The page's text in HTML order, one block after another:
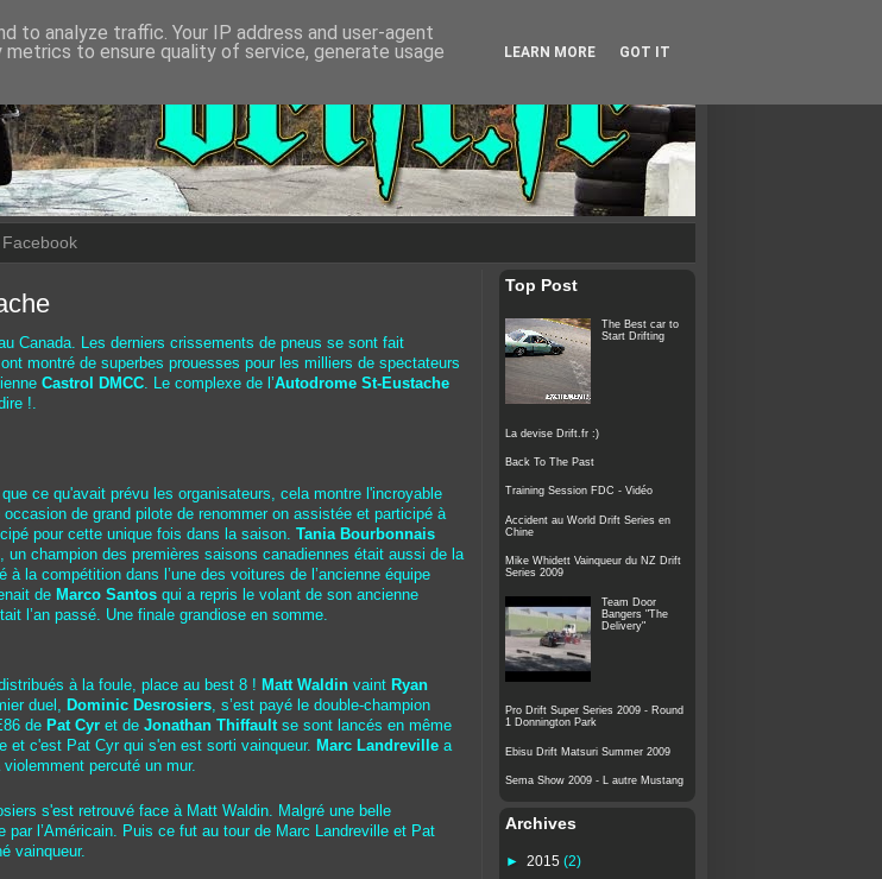
Canada. Les derniers crissements de pneus se sont fait
montré de superbes prouesses pour les milliers de spectateurs
Castrol DMCC. Le complexe de l’Autodrome St-Eustache
!.
ce qu'avait prévu les organisateurs, cela montre l'incroyable
de grand pilote de renommer on assistée et participé à
pour cette unique fois dans la saison. Tania Bourbonnais
, un champion des premières saisons canadiennes était aussi de la
à la compétition dans l’une des voitures de l’ancienne équipe
de Marco Santos qui a repris le volant de son ancienne
l’an passé. Une finale grandiose en somme.
à la foule, place au best 8 ! Matt Waldin vaint Ryan
duel, Dominic Desrosiers, s’est payé le double-champion
de Pat Cyr et de Jonathan Thiffaultse sont lancés en même
et c'est Pat Cyr qui s'en est sorti vainqueur. Marc Landreville a
percuté un mur.
s'est retrouvé face à Matt Waldin. Malgré une belle
l’Américain. Puis ce fut au tour de Marc Landreville et Pat
vainqueur.
Top Post
The Best car to
Start Drifting
La devise Drift.fr :)
Back To The Past
Training Session FDC - Vidéo
Accident au World Drift Series en
Chine
Mike Whidett Vainqueur du NZ Drift
Series 2009
Team Door
Bangers "The
Delivery"
Pro Drift Super Series 2009 - Round
1 Donnington Park
Ebisu Drift Matsuri Summer 2009
Sema Show 2009 - L autre Mustang
Archives
► 2015 (2)
to analyze traffic. Your IP address and user-agent
to ensure quality of service, generate usage
LEARN MORE GOT IT